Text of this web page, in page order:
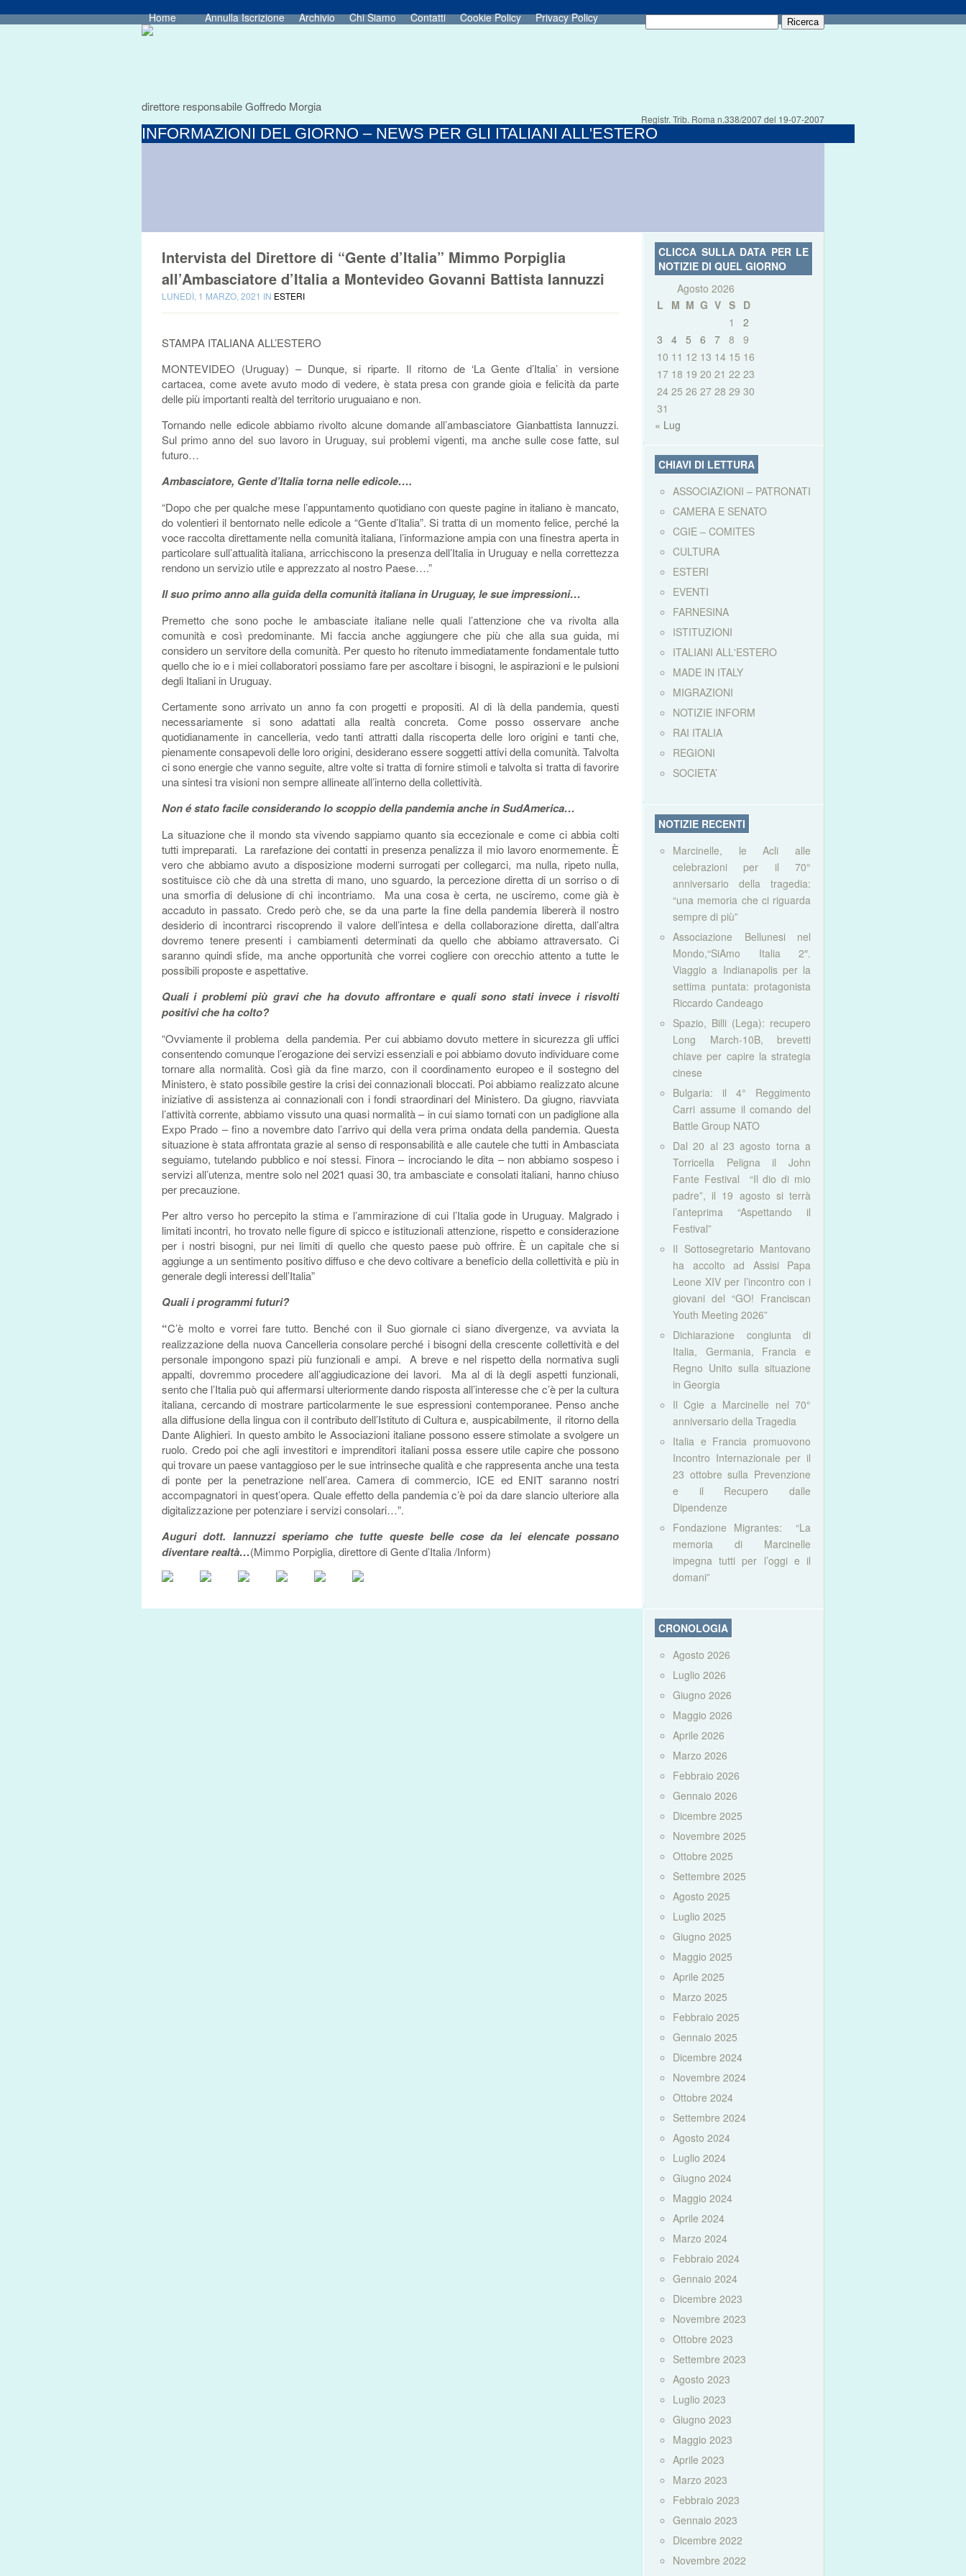
Home Annulla Iscrizione Archivio Chi Siamo Contatti Cookie Policy Privacy Policy
direttore responsabile Goffredo Morgia
Registr. Trib. Roma n.338/2007 del 19-07-2007
INFORMAZIONI DEL GIORNO – NEWS PER GLI ITALIANI ALL'ESTERO
Intervista del Direttore di “Gente d’Italia” Mimmo Porpiglia
all’Ambasciatore d’Italia a Montevideo Govanni Battista Iannuzzi
LUNEDÌ, 1 MARZO, 2021 IN ESTERI
STAMPA ITALIANA ALL’ESTERO
MONTEVIDEO (Uruguay) – Dunque, si riparte. Il ritorno de ‘La Gente d’Italia’ in versione
cartacea, come avete avuto modo di vedere, è stata presa con grande gioia e felicità da parte
delle più importanti realtà del territorio uruguaiano e non.
Tornando nelle edicole abbiamo rivolto alcune domande all’ambasciatore Gianbattista Iannuzzi.
Sul primo anno del suo lavoro in Uruguay, sui problemi vigenti, ma anche sulle cose fatte, sul
futuro…
Ambasciatore, Gente d’Italia torna nelle edicole….
“Dopo che per qualche mese l’appuntamento quotidiano con queste pagine in italiano è mancato,
do volentieri il bentornato nelle edicole a “Gente d’Italia”. Si tratta di un momento felice, perché la
voce raccolta direttamente nella comunità italiana, l’informazione ampia con una finestra aperta in
particolare sull’attualità italiana, arricchiscono la presenza dell’Italia in Uruguay e nella correttezza
rendono un servizio utile e apprezzato al nostro Paese….”
Il suo primo anno alla guida della comunità italiana in Uruguay, le sue impressioni…
Premetto che sono poche le ambasciate italiane nelle quali l’attenzione che va rivolta alla
comunità e così predominante. Mi faccia anche aggiungere che più che alla sua guida, mi
considero un servitore della comunità. Per questo ho ritenuto immediatamente fondamentale tutto
quello che io e i miei collaboratori possiamo fare per ascoltare i bisogni, le aspirazioni e le pulsioni
degli Italiani in Uruguay.
Certamente sono arrivato un anno fa con progetti e propositi. Al di là della pandemia, questi
necessariamente si sono adattati alla realtà concreta. Come posso osservare anche
quotidianamente in cancelleria, vedo tanti attratti dalla riscoperta delle loro origini e tanti che,
pienamente consapevoli delle loro origini, desiderano essere soggetti attivi della comunità. Talvolta
ci sono energie che vanno seguite, altre volte si tratta di fornire stimoli e talvolta si tratta di favorire
una sintesi tra visioni non sempre allineate all’interno della collettività.
Non é stato facile considerando lo scoppio della pandemia anche in SudAmerica…
La situazione che il mondo sta vivendo sappiamo quanto sia eccezionale e come ci abbia colti
tutti impreparati. La rarefazione dei contatti in presenza penalizza il mio lavoro enormemente. È
vero che abbiamo avuto a disposizione moderni surrogati per collegarci, ma nulla, ripeto nulla,
sostituisce ciò che dà una stretta di mano, uno sguardo, la percezione diretta di un sorriso o di
una smorfia di delusione di chi incontriamo. Ma una cosa è certa, ne usciremo, come già è
accaduto in passato. Credo però che, se da una parte la fine della pandemia libererà il nostro
desiderio di incontrarci riscoprendo il valore dell’intesa e della collaborazione diretta, dall’altra
dovremo tenere presenti i cambiamenti determinati da quello che abbiamo attraversato. Ci
saranno quindi sfide, ma anche opportunità che vorrei cogliere con orecchio attento a tutte le
possibili proposte e aspettative.
Quali i problemi più gravi che ha dovuto affrontare e quali sono stati invece i risvolti
positivi che ha colto?
“Ovviamente il problema della pandemia. Per cui abbiamo dovuto mettere in sicurezza gli uffici
consentendo comunque l’erogazione dei servizi essenziali e poi abbiamo dovuto individuare come
tornare alla normalità. Così già da fine marzo, con il coordinamento europeo e il sostegno del
Ministero, è stato possibile gestire la crisi dei connazionali bloccati. Poi abbiamo realizzato alcune
iniziative di assistenza ai connazionali con i fondi straordinari del Ministero. Da giugno, riavviata
l’attività corrente, abbiamo vissuto una quasi normalità – in cui siamo tornati con un padiglione alla
Expo Prado – fino a novembre dato l’arrivo qui della vera prima ondata della pandemia. Questa
situazione è stata affrontata grazie al senso di responsabilità e alle cautele che tutti in Ambasciata
seguiamo, tutelando pubblico e noi stessi. Finora – incrociando le dita – non abbiamo sospeso i
servizi all’utenza, mentre solo nel 2021 quasi 30, tra ambasciate e consolati italiani, hanno chiuso
per precauzione.
Per altro verso ho percepito la stima e l’ammirazione di cui l’Italia gode in Uruguay. Malgrado i
limitati incontri, ho trovato nelle figure di spicco e istituzionali attenzione, rispetto e considerazione
per i nostri bisogni, pur nei limiti di quello che questo paese può offrire. È un capitale che si
aggiunge a un sentimento positivo diffuso e che devo coltivare a beneficio della collettività e più in
generale degli interessi dell’Italia”
Quali i programmi futuri?
“C’è molto e vorrei fare tutto. Benché con il Suo giornale ci siano divergenze, va avviata la
realizzazione della nuova Cancelleria consolare perché i bisogni della crescente collettività e del
personale impongono spazi più funzionali e ampi. A breve e nel rispetto della normativa sugli
appalti, dovremmo procedere all’aggiudicazione dei lavori. Ma al di là degli aspetti funzionali,
sento che l’Italia può qui affermarsi ulteriormente dando risposta all’interesse che c’è per la cultura
italiana, cercando di mostrare particolarmente le sue espressioni contemporanee. Penso anche
alla diffusione della lingua con il contributo dell’Istituto di Cultura e, auspicabilmente, il ritorno della
Dante Alighieri. In questo ambito le Associazioni italiane possono essere stimolate a svolgere un
ruolo. Credo poi che agli investitori e imprenditori italiani possa essere utile capire che possono
qui trovare un paese vantaggioso per le sue intrinseche qualità e che rappresenta anche una testa
di ponte per la penetrazione nell’area. Camera di commercio, ICE ed ENIT saranno nostri
accompagnatori in quest’opera. Quale effetto della pandemia c’è poi da dare slancio ulteriore alla
digitalizzazione per potenziare i servizi consolari…”.
Auguri dott. Iannuzzi speriamo che tutte queste belle cose da lei elencate possano
diventare realtà…(Mimmo Porpiglia, direttore di Gente d’Italia /Inform)
CLICCA SULLA DATA PER LE
NOTIZIE DI QUEL GIORNO
Agosto 2026
L
M M G V S D
1
2
3
4 5 6 7 8
9
10 11 12 13 14 15 16
17 18 19 20 21 22 23
24 25 26 27 28 29 30
31
« Lug
CHIAVI DI LETTURA
ASSOCIAZIONI – PATRONATI
CAMERA E SENATO
CGIE – COMITES
CULTURA
ESTERI
EVENTI
FARNESINA
ISTITUZIONI
ITALIANI ALL'ESTERO
MADE IN ITALY
MIGRAZIONI
NOTIZIE INFORM
RAI ITALIA
REGIONI
SOCIETA’
NOTIZIE RECENTI
Marcinelle, le Acli alle
celebrazioni per il 70°
anniversario della tragedia:
“una memoria che ci riguarda
sempre di più”
Associazione Bellunesi nel
Mondo,“SiAmo Italia 2″.
Viaggio a Indianapolis per la
settima puntata: protagonista
Riccardo Candeago
Spazio, Billi (Lega): recupero
Long March-10B, brevetti
chiave per capire la strategia
cinese
Bulgaria: il 4° Reggimento
Carri assume il comando del
Battle Group NATO
Dal 20 al 23 agosto torna a
Torricella Peligna il John
Fante Festival “Il dio di mio
padre”, il 19 agosto si terrà
l’anteprima “Aspettando il
Festival”
Il Sottosegretario Mantovano
ha accolto ad Assisi Papa
Leone XIV per l’incontro con i
giovani del “GO! Franciscan
Youth Meeting 2026”
Dichiarazione congiunta di
Italia, Germania, Francia e
Regno Unito sulla situazione
in Georgia
Il Cgie a Marcinelle nel 70°
anniversario della Tragedia
Italia e Francia promuovono
Incontro Internazionale per il
23 ottobre sulla Prevenzione
e il Recupero dalle
Dipendenze
Fondazione Migrantes: “La
memoria di Marcinelle
impegna tutti per l’oggi e il
domani”
CRONOLOGIA
Agosto 2026
Luglio 2026
Giugno 2026
Maggio 2026
Aprile 2026
Marzo 2026
Febbraio 2026
Gennaio 2026
Dicembre 2025
Novembre 2025
Ottobre 2025
Settembre 2025
Agosto 2025
Luglio 2025
Giugno 2025
Maggio 2025
Aprile 2025
Marzo 2025
Febbraio 2025
Gennaio 2025
Dicembre 2024
Novembre 2024
Ottobre 2024
Settembre 2024
Agosto 2024
Luglio 2024
Giugno 2024
Maggio 2024
Aprile 2024
Marzo 2024
Febbraio 2024
Gennaio 2024
Dicembre 2023
Novembre 2023
Ottobre 2023
Settembre 2023
Agosto 2023
Luglio 2023
Giugno 2023
Maggio 2023
Aprile 2023
Marzo 2023
Febbraio 2023
Gennaio 2023
Dicembre 2022
Novembre 2022